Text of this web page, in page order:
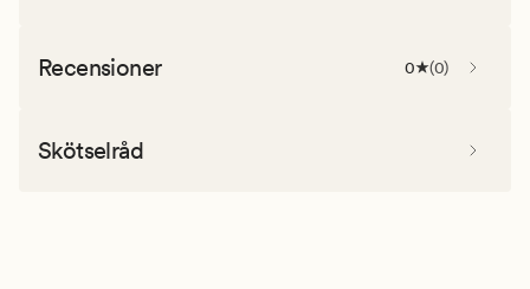
Recensioner 0 (0)
Skötselråd